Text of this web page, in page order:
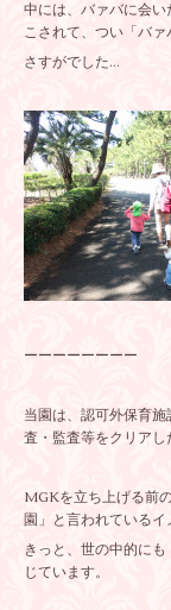
中には、バァバに会
こされて、つい「バ
さすがでした...
ーーーーーーーー
当園は、認可外保育
査・監査等をクリアし
MGKを立ち上げる前
園」と言われているイ
きっと、世の中的に
じています。